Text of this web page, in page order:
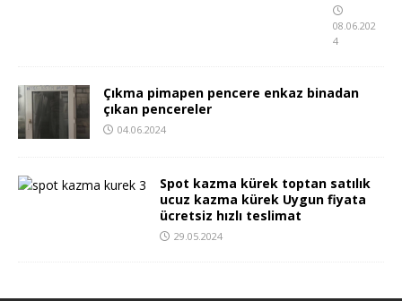
08.06.202
4
Çıkma pimapen pencere enkaz binadan
çıkan pencereler
04.06.2024
Spot kazma kürek toptan satılık
ucuz kazma kürek Uygun fiyata
ücretsiz hızlı teslimat
29.05.2024